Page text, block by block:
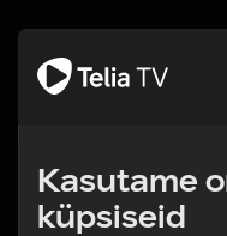
Kasutame
küpsiseid